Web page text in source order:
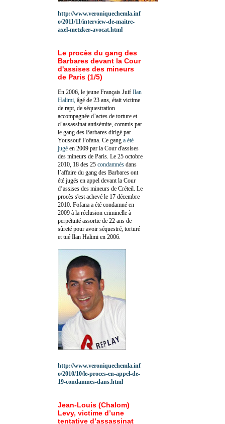
http://www.veroniquechemla.inf
o/2011/11/interview-de-maitre-
axel-metzker-avocat.html
Le procès du gang des
Barbares devant la Cour
d'assises des mineurs
de Paris (1/5)
En 2006, le jeune Français Juif Ilan
Halimi, âgé de 23 ans, était victime
de rapt, de séquestration
accompagnée d’actes de torture et
d’assassinat antisémite, commis par
le gang des Barbares dirigé par
Youssouf Fofana. Ce gang a été
jugé en 2009 par la Cour d'assises
des mineurs de Paris. Le 25 octobre
2010, 18 des 25 condamnés dans
l’affaire du gang des Barbares ont
été jugés en appel devant la Cour
d’assises des mineurs de Créteil. Le
procès s'est achevé le 17 décembre
2010. Fofana a été condamné en
2009 à la réclusion criminelle à
perpétuité assortie de 22 ans de
sûreté pour avoir séquestré, torturé
et tué Ilan Halimi en 2006.
http://www.veroniquechemla.inf
o/2010/10/le-proces-en-appel-de-
19-condamnes-dans.html
Jean-Louis (Chalom)
Levy, victime d’une
tentative d’assassinat